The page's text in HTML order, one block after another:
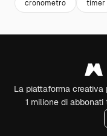
cronometro timer
La piattaforma
1 milione di